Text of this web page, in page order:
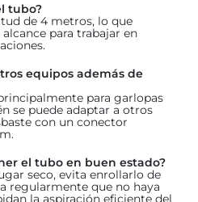
tubo?
de 4 metros, lo que
para trabajar en
equipos además de
para garlopas
se puede adaptar a otros
con un conector
el tubo en buen estado?
seco, evita enrollarlo de
regularmente que no haya
la aspiración eficiente del